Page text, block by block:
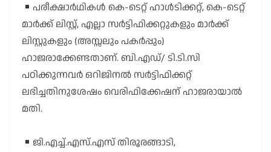
പരീക്ഷാർഥികൾ കെ-ടെറ്റ് ഹാൾടിക്കറ്റ്, കെ-ടെറ്റ്
മാർക്ക് ലിസ്റ്റ്, എല്ലാ സർട്ടിഫിക്കറ്റുകളും മാർക്ക്
ലിസ്റ്റുകളും (അസ്സലും പകർപ്പും)
ഹാജരാക്കേണ്ടതാണ്. ബി.എഡ്/ ടി.ടി.സി
പഠിക്കുന്നവർ ഒറിജിനൽ സർട്ടിഫിക്കറ്റ്
ലഭിച്ചതിനുശേഷം വെരിഫിക്കേഷന് ഹാജരായാൽ
മതി.
ജി.എച്ച്.എസ്.എസ് തിരൂരങ്ങാടി,